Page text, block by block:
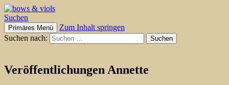
bows & viols
Suchen
Primäres Menü
Zum Inhalt springen
Suchen nach:
Veröffentlichungen Annette